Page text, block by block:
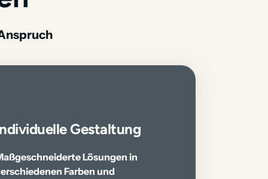
Gestaltung
Lösungen in
Farben und